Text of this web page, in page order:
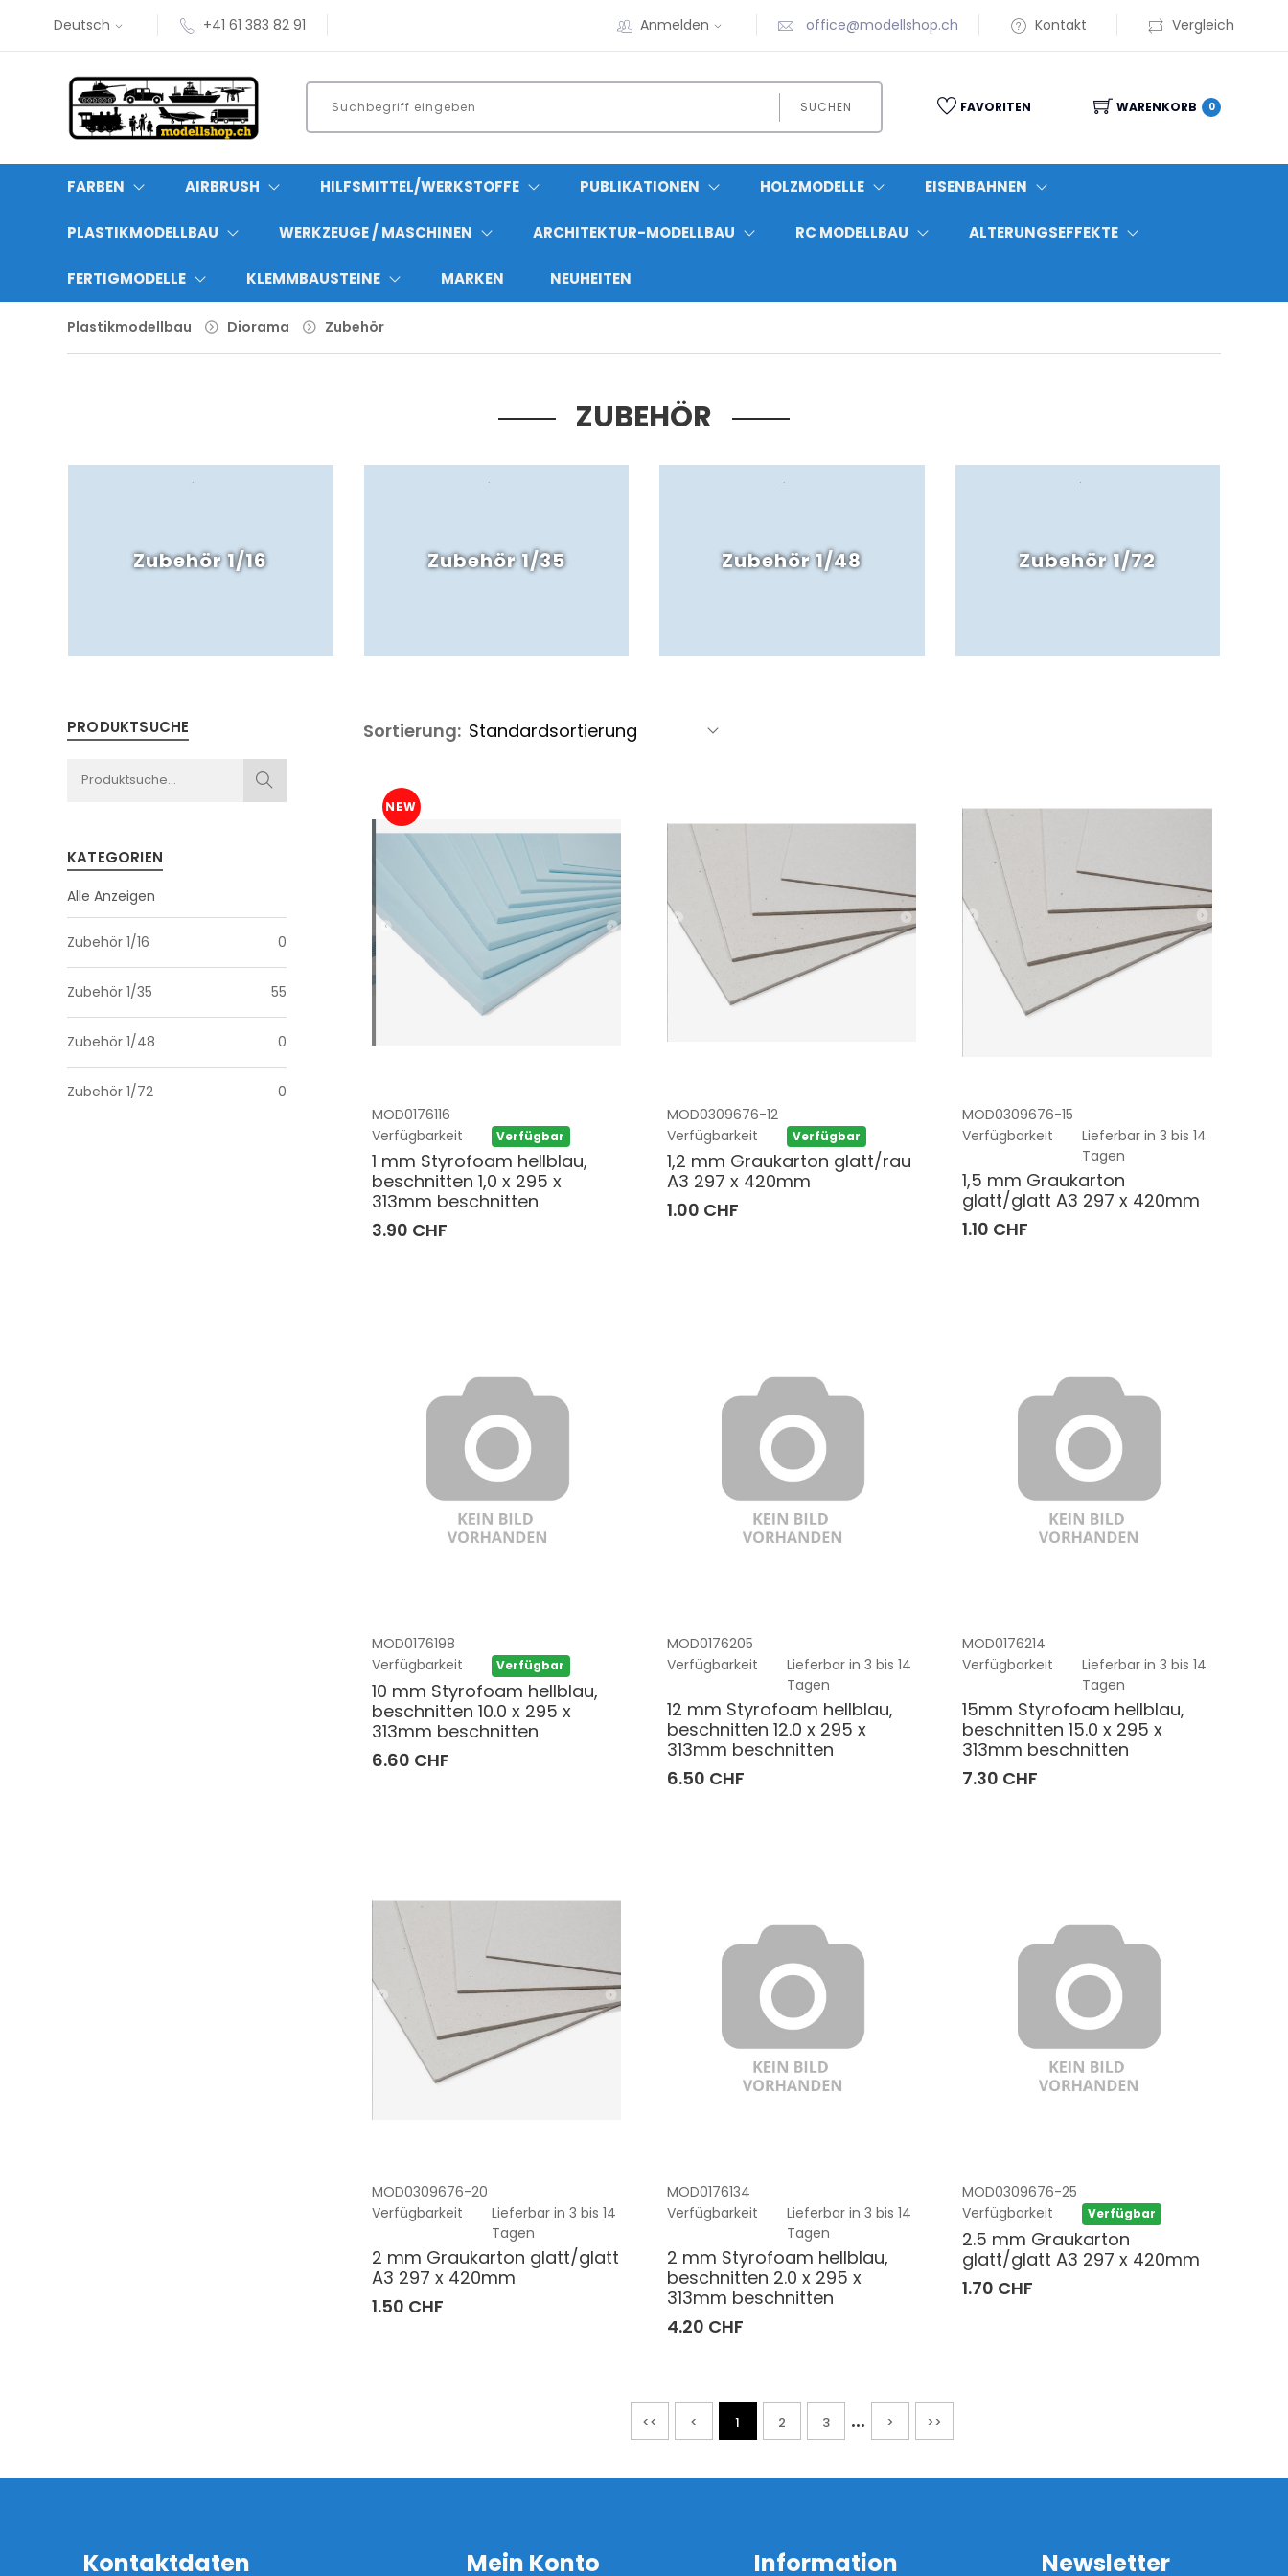
Deutsch +41 61 383 82 91 Anmelden office@modellshop.ch Kontakt Vergleich
SUCHEN FAVORITEN WARENKORB 0
FARBEN AIRBRUSH HILFSMITTEL/WERKSTOFFE PUBLIKATIONEN HOLZMODELLE EISENBAHNEN
PLASTIKMODELLBAU WERKZEUGE / MASCHINEN ARCHITEKTUR-MODELLBAU RC MODELLBAU ALTERUNGSEFFEKTE
FERTIGMODELLE KLEMMBAUSTEINE MARKEN NEUHEITEN
Plastikmodellbau Diorama Zubehör
ZUBEHÖR
Zubehör 1/16 Zubehör 1/35 Zubehör 1/48 Zubehör 1/72
PRODUKTSUCHE
KATEGORIEN
Alle Anzeigen
Zubehör 1/16 0
Zubehör 1/35 55
Zubehör 1/48 0
Zubehör 1/72 0
Sortierung:
NEW
MOD0176116
Verfügbarkeit
Verfügbar
1 mm Styrofoam hellblau,
beschnitten 1,0 x 295 x
313mm beschnitten
3.90 CHF
MOD0309676-12
Verfügbarkeit
Verfügbar
1,2 mm Graukarton glatt/rau
A3 297 x 420mm
1.00 CHF
MOD0309676-15
Verfügbarkeit
Lieferbar in 3 bis 14
Tagen
1,5 mm Graukarton
glatt/glatt A3 297 x 420mm
1.10 CHF
MOD0176198
Verfügbarkeit
Verfügbar
10 mm Styrofoam hellblau,
beschnitten 10.0 x 295 x
313mm beschnitten
6.60 CHF
MOD0176205
Verfügbarkeit
Lieferbar in 3 bis 14
Tagen
12 mm Styrofoam hellblau,
beschnitten 12.0 x 295 x
313mm beschnitten
6.50 CHF
MOD0176214
Verfügbarkeit
Lieferbar in 3 bis 14
Tagen
15mm Styrofoam hellblau,
beschnitten 15.0 x 295 x
313mm beschnitten
7.30 CHF
MOD0309676-20
Verfügbarkeit
Lieferbar in 3 bis 14
Tagen
2 mm Graukarton glatt/glatt
A3 297 x 420mm
1.50 CHF
MOD0176134
Verfügbarkeit
Lieferbar in 3 bis 14
Tagen
2 mm Styrofoam hellblau,
beschnitten 2.0 x 295 x
313mm beschnitten
4.20 CHF
MOD0309676-25
Verfügbarkeit
Verfügbar
2.5 mm Graukarton
glatt/glatt A3 297 x 420mm
1.70 CHF
<< < 1 2 3 ... > >>
Kontaktdaten Mein Konto Information Newsletter